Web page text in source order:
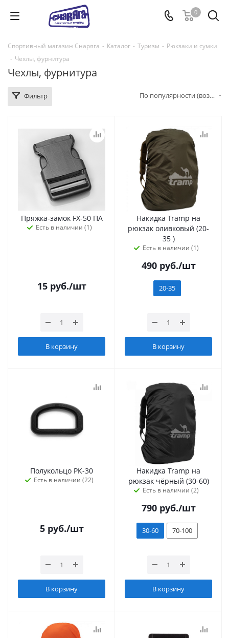
0
Спортивный магазин Снаряга - Каталог - Туризм - Рюкзаки и сумки
- Чехлы, фурнитура
Чехлы, фурнитура
Фильтр По популярности (возрастание)
Пряжка-замок FX-50 ПА
Есть в наличии (1)
15руб./шт
В корзину
Накидка Tramp на
рюкзак оливковый (20-
35 )
Есть в наличии (1)
490руб./шт
20-35
В корзину
Полукольцо РК-30
Есть в наличии (22)
5руб./шт
В корзину
Накидка Tramp на
рюкзак чёрный (30-60)
Есть в наличии (2)
790руб./шт
30-60 70-100
В корзину